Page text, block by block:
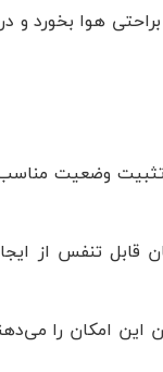
هوا بخورد و
و تثبیت وضعیت
قابل تنفس از
امکان را